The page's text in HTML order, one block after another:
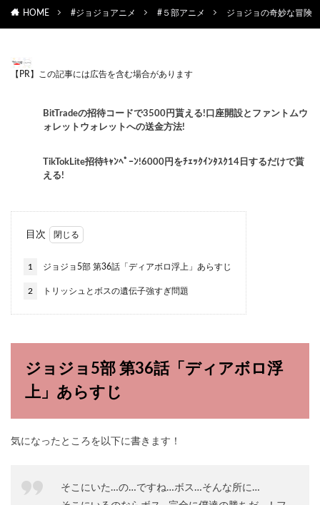
HOME #ジョジョアニメ #５部アニメ ジョジョの奇妙な冒
【PR】この記事には広告を含む場合があります
BitTradeの招待コードで3500円貰える!口座開設とファントムウ
ォレットウォレットへの送金方法!
TikTokLite招待ｷｬﾝﾍﾟｰﾝ!6000円をﾁｪｯｸｲﾝﾀｽｸ14日するだけで貰
える!
目次
1 ジョジョ5部 第36話「ディアボロ浮上」あらすじ
2 トリッシュとボスの遺伝子強すぎ問題
ジョジョ5部 第36話「ディアボロ浮
上」あらすじ
気になったところを以下に書きます！
そこにいた…の…ですね…ボス…そんな所に…